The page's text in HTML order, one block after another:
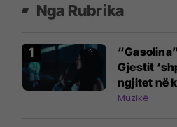
Nga Rubrika
Gjestit
ngjitet në
Muzikë